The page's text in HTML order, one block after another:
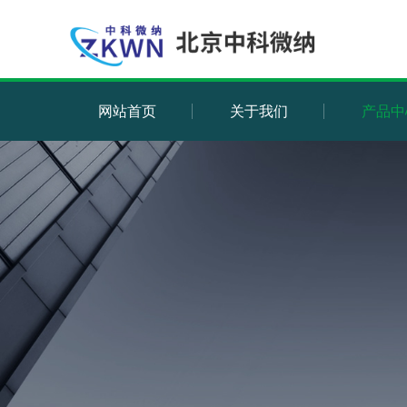
网站首页 关于我们 产品